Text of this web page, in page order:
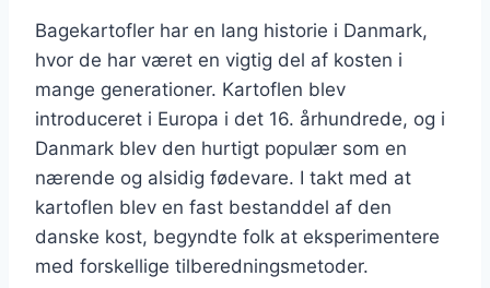
Bagekartofler har en lang historie i Danmark,
hvor de har været en vigtig del af kosten i
mange generationer. Kartoflen blev
introduceret i Europa i det 16. århundrede, og i
Danmark blev den hurtigt populær som en
nærende og alsidig fødevare. I takt med at
kartoflen blev en fast bestanddel af den
danske kost, begyndte folk at eksperimentere
med forskellige tilberedningsmetoder.